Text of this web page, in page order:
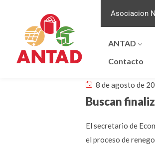
Asociacion
ANTAD
Contacto
8 de agosto de
Buscan
El secretario de
el proceso de